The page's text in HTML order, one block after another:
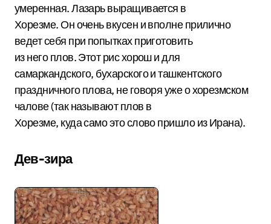
умеренная. Лазарь выращивается в
Хорезме. Он очень вкусен и вполне прилично
ведет себя при попытках приготовить
из него плов. Этот рис хорош и для
самаркандского, бухарского и ташкентского
праздничного плова, не говоря уже о хорезмском
чалове (так называют плов в
Хорезме, куда само это слово пришло из Ирана).
Дев-зира